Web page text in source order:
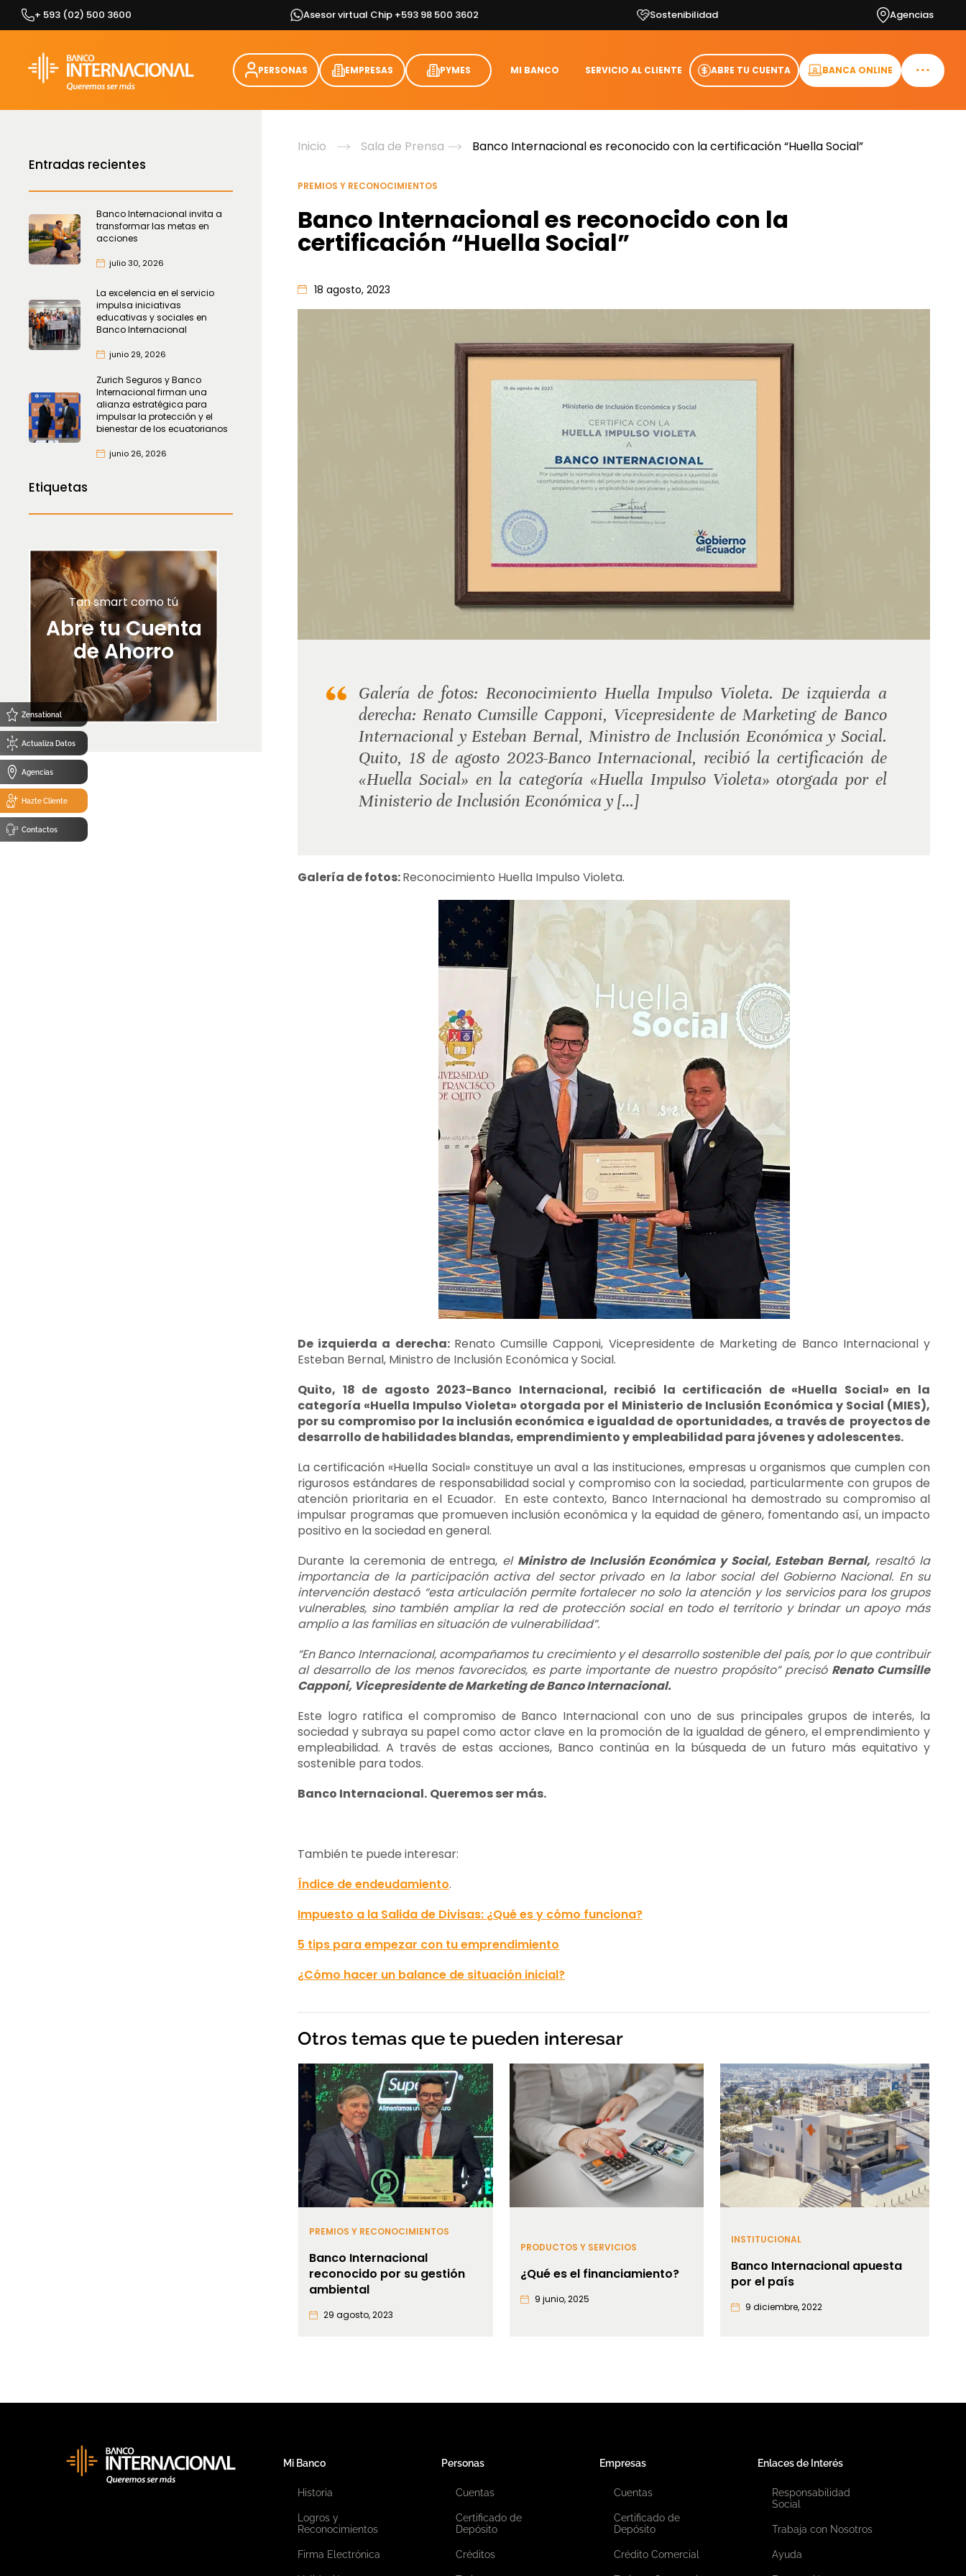
Zensational
Actualiza Datos
Agencias
Hazte Cliente
Contactos
Skip
+ 593 (02) 500 3600 Asesor virtual Chip +593 98 500 3602 Sostenibilidad Agencias
PERSONAS EMPRESAS PYMES MI BANCO SERVICIO AL CLIENTE ABRE TU CUENTA BANCA ONLINE
Entradas recientes
Banco Internacional invita a
transformar las metas en
acciones
julio 30, 2026
La excelencia en el servicio
impulsa iniciativas
educativas y sociales en
Banco Internacional
junio 29, 2026
Zurich Seguros y Banco
Internacional firman una
alianza estratégica para
impulsar la protección y el
bienestar de los ecuatorianos
junio 26, 2026
Etiquetas
Tan smart como tú
Abre tu Cuenta
de Ahorro
Inicio Sala de Prensa Banco Internacional es reconocido con la certificación “Huella Social”
PREMIOS Y RECONOCIMIENTOS
Banco Internacional es reconocido con la
certificación “Huella Social”
18 agosto, 2023
Galería de fotos: Reconocimiento Huella Impulso Violeta. De izquierda a
derecha: Renato Cumsille Capponi, Vicepresidente de Marketing de Banco
Internacional y Esteban Bernal, Ministro de Inclusión Económica y Social.
Quito, 18 de agosto 2023-Banco Internacional, recibió la certificación de
«Huella Social» en la categoría «Huella Impulso Violeta» otorgada por el
Ministerio de Inclusión Económica y […]
Galería de fotos:Reconocimiento Huella Impulso Violeta.
De izquierda a derecha: Renato Cumsille Capponi, Vicepresidente de Marketing de Banco Internacional y
Esteban Bernal, Ministro de Inclusión Económica y Social.
Quito, 18 de agosto 2023-Banco Internacional, recibió la certificación de «Huella Social» en la
categoría «Huella Impulso Violeta» otorgada por el Ministerio de Inclusión Económica y Social (MIES),
por su compromiso por la inclusión económica e igualdad de oportunidades, a través de proyectos de
desarrollo de habilidades blandas, emprendimiento y empleabilidad para jóvenes y adolescentes.
La certificación «Huella Social» constituye un aval a las instituciones, empresas u organismos que cumplen con
rigurosos estándares de responsabilidad social y compromiso con la sociedad, particularmente con grupos de
atención prioritaria en el Ecuador. En este contexto, Banco Internacional ha demostrado su compromiso al
impulsar programas que promueven inclusión económica y la equidad de género, fomentando así, un impacto
positivo en la sociedad en general.
Durante la ceremonia de entrega, el Ministro de Inclusión Económica y Social, Esteban Bernal,resaltó la
importancia de la participación activa del sector privado en la labor social del Gobierno Nacional. En su
intervención destacó “esta articulación permite fortalecer no solo la atención y los servicios para los grupos
vulnerables, sino también ampliar la red de protección social en todo el territorio y brindar un apoyo más
amplio a las familias en situación de vulnerabilidad”.
“En Banco Internacional, acompañamos tu crecimiento y el desarrollo sostenible del país, por lo que contribuir
al desarrollo de los menos favorecidos, es parte importante de nuestro propósito” precisó Renato Cumsille
Capponi, Vicepresidente de Marketing de Banco Internacional.
Este logro ratifica el compromiso de Banco Internacional con uno de sus principales grupos de interés, la
sociedad y subraya su papel como actor clave en la promoción de la igualdad de género, el emprendimiento y
empleabilidad. A través de estas acciones, Banco continúa en la búsqueda de un futuro más equitativo y
sostenible para todos.
Banco Internacional. Queremos ser más.
También te puede interesar:
Índice de endeudamiento.
Impuesto a la Salida de Divisas: ¿Qué es y cómo funciona?
5 tips para empezar con tu emprendimiento
¿Cómo hacer un balance de situación inicial?
Otros temas que te pueden interesar
PREMIOS Y RECONOCIMIENTOS
Banco Internacional
reconocido por su gestión
ambiental
29 agosto, 2023
PRODUCTOS Y SERVICIOS
¿Qué es el financiamiento?
9 junio, 2025
INSTITUCIONAL
Banco Internacional apuesta
por el país
9 diciembre, 2022
Mi Banco
Historia
Logros y
Reconocimientos
Firma Electrónica
Personas
Cuentas
Certificado de
Depósito
Créditos
Empresas
Cuentas
Certificado de
Depósito
Crédito Comercial
Enlaces de Interés
Responsabilidad
Social
Trabaja con Nosotros
Ayuda